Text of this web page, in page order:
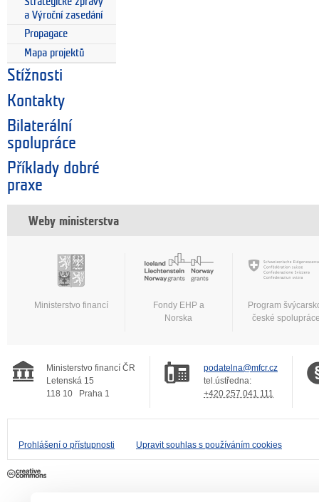
a Výroční zasedání
Propagace
Mapa projektů
Stížnosti
Kontakty
Bilaterální
spolupráce
Příklady dobré
praxe
Weby ministerstva
Ministerstvo financí
Fondy EHP a
Norska
Program
české
Ministerstvo financí ČR
Letenská 15
118 10
Praha 1
podatelna@mfcr.cz
tel.ústředna:
+420 257 041 111
Prohlášení o přístupnosti Upravit souhlas s používáním cookies